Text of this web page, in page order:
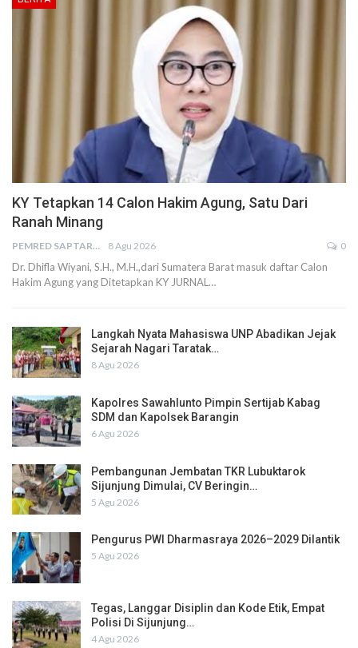
KY Tetapkan 14 Calon Hakim Agung, Satu Dari
Ranah Minang
PEMRED SAPTARIUS 8 Agu 2026 0
Dr. Dhifla Wiyani, S.H., M.H.,dari Sumatera Barat masuk daftar Calon
Hakim Agung yang Ditetapkan KY JURNAL…
Langkah Nyata Mahasiswa UNP Abadikan Jejak
Sejarah Nagari Taratak…
8 Agu 2026
Kapolres Sawahlunto Pimpin Sertijab Kabag
SDM dan Kapolsek Barangin
6 Agu 2026
Pembangunan Jembatan TKR Lubuktarok
Sijunjung Dimulai, CV Beringin…
5 Agu 2026
Pengurus PWI Dharmasraya 2026–2029 Dilantik
5 Agu 2026
Tegas, Langgar Disiplin dan Kode Etik, Empat
Polisi Di Sijunjung…
4 Agu 2026